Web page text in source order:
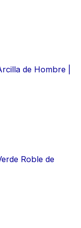
de Hombre |
Roble de